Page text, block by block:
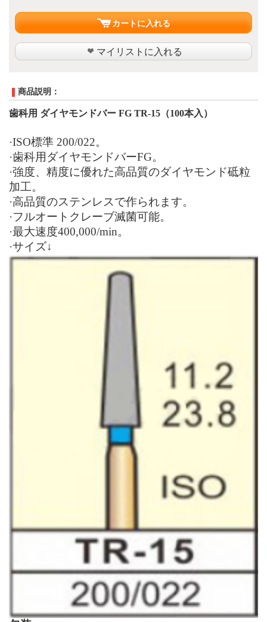
カートに入れる
マイリストに入れる
商品説明：
歯科用 ダイヤモンドバー FG TR-15 （100本入）
·ISO標準 200/022。
·歯科用ダイヤモンドバーFG。
·強度、精度に優れた高品質のダイヤモンド砥粒
加工。
·高品質のステンレスで作られます。
·フルオートクレーブ滅菌可能。
·最大速度400,000/min。
·サイズ↓